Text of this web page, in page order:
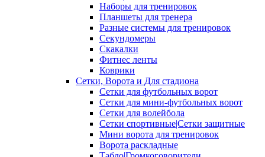
Наборы для тренировок
Планшеты для тренера
Разные системы для тренировок
Секундомеры
Скакалки
Фитнес ленты
Коврики
Сетки, Ворота и Для стадиона
Сетки для футбольных ворот
Сетки для мини-футбольных ворот
Сетки для волейбола
Сетки спортивные|Сетки защитные
Мини ворота для тренировок
Ворота раскладные